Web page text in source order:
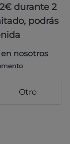
durante 2
podrás
en nosotros
Otro